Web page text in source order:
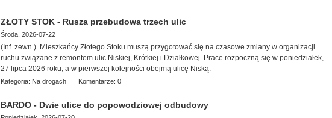
ZŁOTY STOK - Rusza przebudowa trzech ulic
Środa, 2026-07-22
(Inf. zewn.). Mieszkańcy Złotego Stoku muszą przygotować się na czasowe zmiany w organizacji
ruchu związane z remontem ulic Niskiej, Krótkiej i Działkowej. Prace rozpoczną się w poniedziałek,
27 lipca 2026 roku, a w pierwszej kolejności obejmą ulicę Niską.
Kategoria: Na drogach Komentarze: 0
BARDO - Dwie ulice do popowodziowej odbudowy